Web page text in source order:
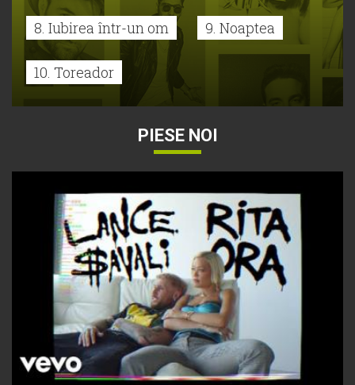
8. Iubirea într-un om 9. Noaptea
10. Toreador
PIESE NOI